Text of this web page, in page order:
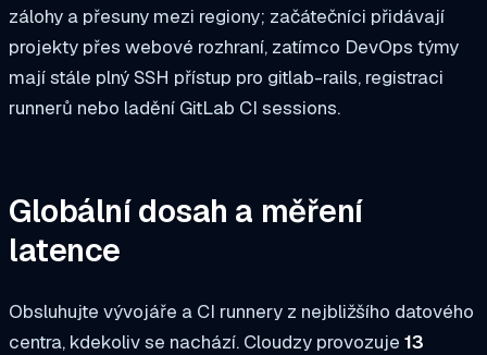
zálohy a přesuny mezi regiony; začátečníci přidávají
projekty přes webové rozhraní, zatímco DevOps týmy
mají stále plný SSH přístup pro gitlab-rails, registraci
runnerů nebo ladění GitLab CI sessions.
Globální dosah a měření
latence
Obsluhujte vývojáře a CI runnery z nejbližšího datového
centra, kdekoliv se nachází. Cloudzy provozuje 13